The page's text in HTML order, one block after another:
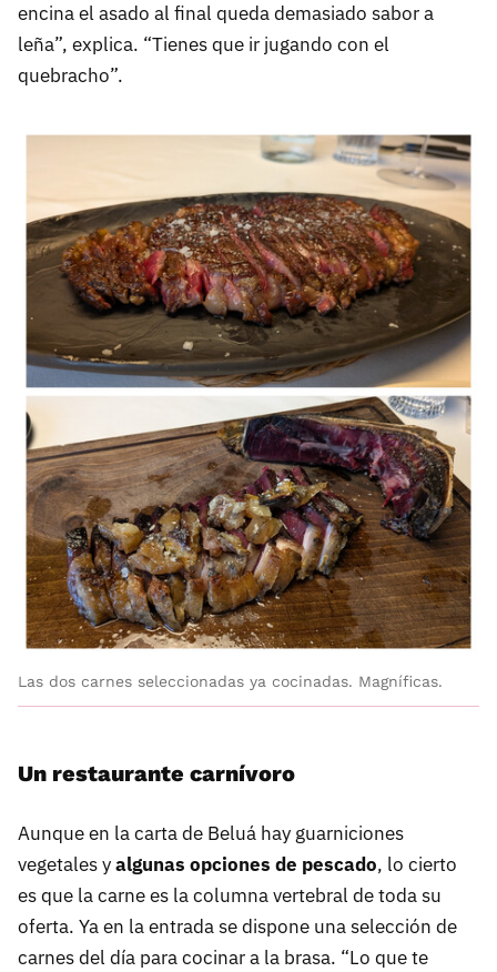
encina el asado al final queda demasiado sabor a
leña”, explica. “Tienes que ir jugando con el
quebracho”.
Las dos carnes seleccionadas ya cocinadas. Magníficas.
Un restaurante carnívoro
Aunque en la carta de Beluá hay guarniciones
vegetales yalgunas opciones de pescado, lo cierto
es que la carne es la columna vertebral de toda su
oferta. Ya en la entrada se dispone una selección de
carnes del día para cocinar a la brasa. “Lo que te